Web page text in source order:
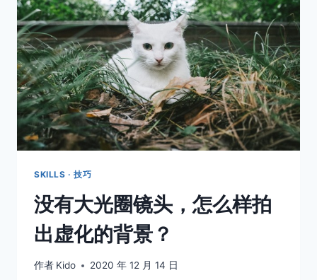
总
有
一
种
适
合
你
SKILLS · 技巧
没有大光圈镜头，怎么样拍
出虚化的背景？
作者 Kido 2020 年 12 月 14 日